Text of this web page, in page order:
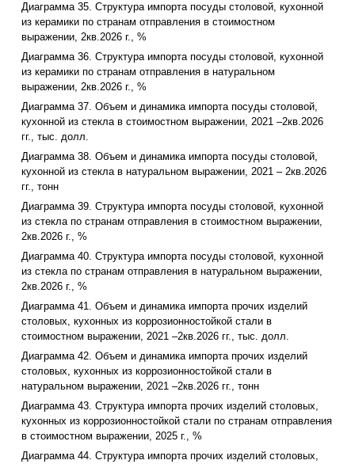
Диаграмма 35. Структура импорта посуды столовой, кухонной
из керамики по странам отправления в стоимостном
выражении, 2кв.2026 г., %
Диаграмма 36. Структура импорта посуды столовой, кухонной
из керамики по странам отправления в натуральном
выражении, 2кв.2026 г., %
Диаграмма 37. Объем и динамика импорта посуды столовой,
кухонной из стекла в стоимостном выражении, 2021 –2кв.2026
гг., тыс. долл.
Диаграмма 38. Объем и динамика импорта посуды столовой,
кухонной из стекла в натуральном выражении, 2021 – 2кв.2026
гг., тонн
Диаграмма 39. Структура импорта посуды столовой, кухонной
из стекла по странам отправления в стоимостном выражении,
2кв.2026 г., %
Диаграмма 40. Структура импорта посуды столовой, кухонной
из стекла по странам отправления в натуральном выражении,
2кв.2026 г., %
Диаграмма 41. Объем и динамика импорта прочих изделий
столовых, кухонных из коррозионностойкой стали в
стоимостном выражении, 2021 –2кв.2026 гг., тыс. долл.
Диаграмма 42. Объем и динамика импорта прочих изделий
столовых, кухонных из коррозионностойкой стали в
натуральном выражении, 2021 –2кв.2026 гг., тонн
Диаграмма 43. Структура импорта прочих изделий столовых,
кухонных из коррозионностойкой стали по странам отправления
в стоимостном выражении, 2025 г., %
Диаграмма 44. Структура импорта прочих изделий столовых,